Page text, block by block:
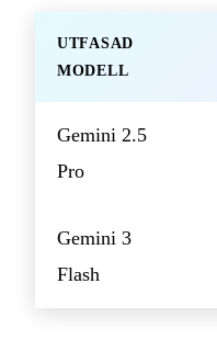
UTFASAD
MODELL
Gemini 2.5
Pro
Gemini 3
Flash